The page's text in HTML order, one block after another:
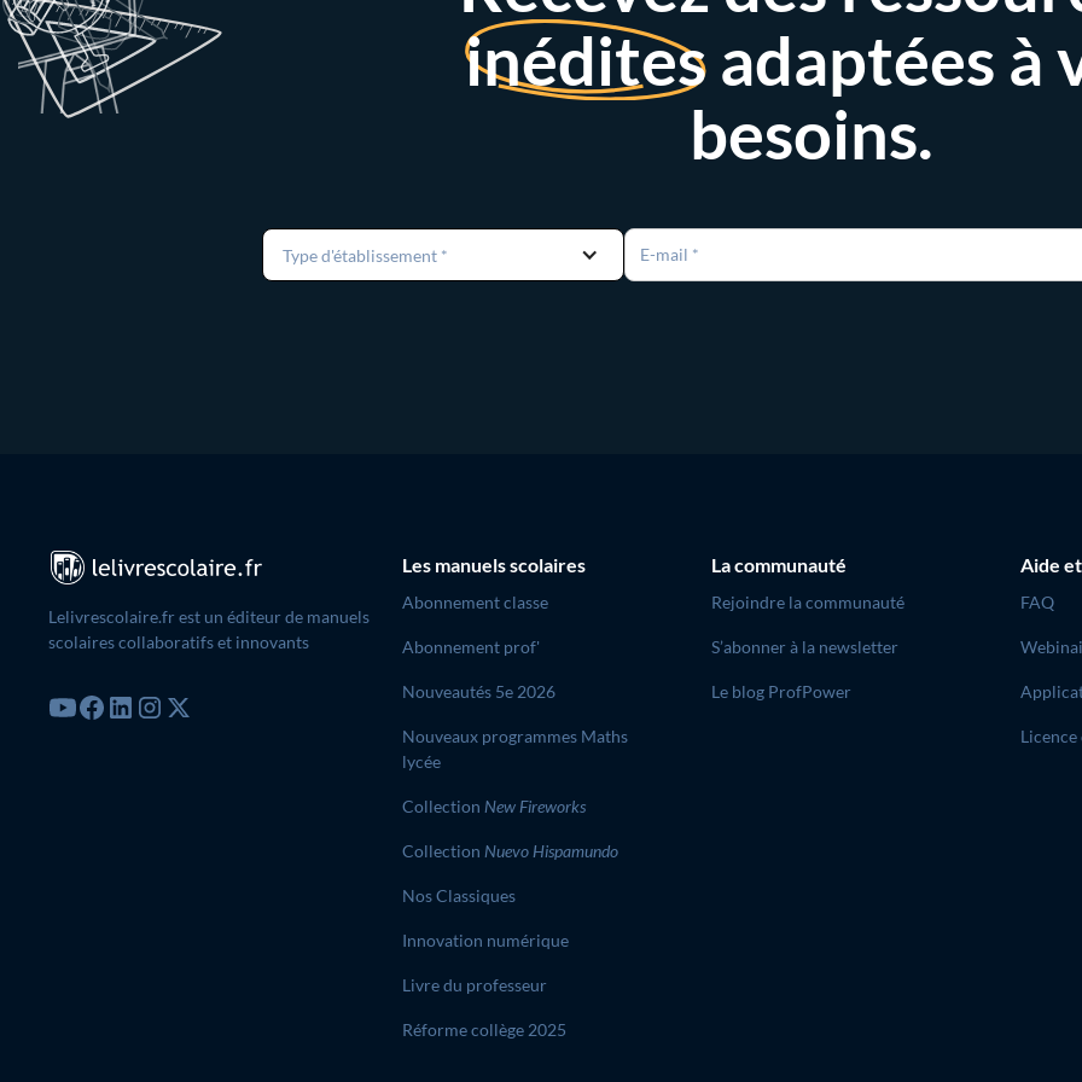
inéditesadaptées à
besoins.
Type d'établissement *
Lelivrescolaire.fr est un éditeur de manuels
scolaires collaboratifs et innovants
Les manuels scolaires
Abonnement classe
Abonnement prof'
Nouveautés 5e 2026
Nouveaux programmes Maths
lycée
Collection New Fireworks
Collection Nuevo Hispamundo
Nos Classiques
Innovation numérique
Livre du professeur
Réforme collège 2025
La communauté
Rejoindre la communauté
S’abonner à la newsletter
Le blog ProfPower
Aide
FAQ